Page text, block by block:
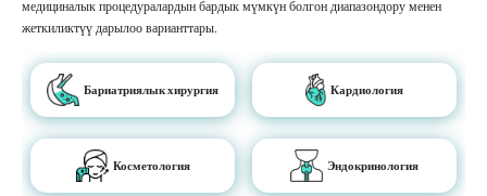
медициналык процедуралардын бардык мүмкүн болгон диапазондору менен
жеткиликтүү дарылоо варианттары.
Бариатриялык хирургия Кардиология
Косметология Эндокринология